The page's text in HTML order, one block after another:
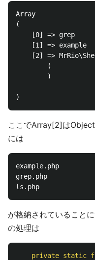
Array
(
    [0] => grep
    [1] => example
[2] =>
        (
        )
ここでArray[2]は
には
example.php
grep.php
が格納されていること
の処理は
private static